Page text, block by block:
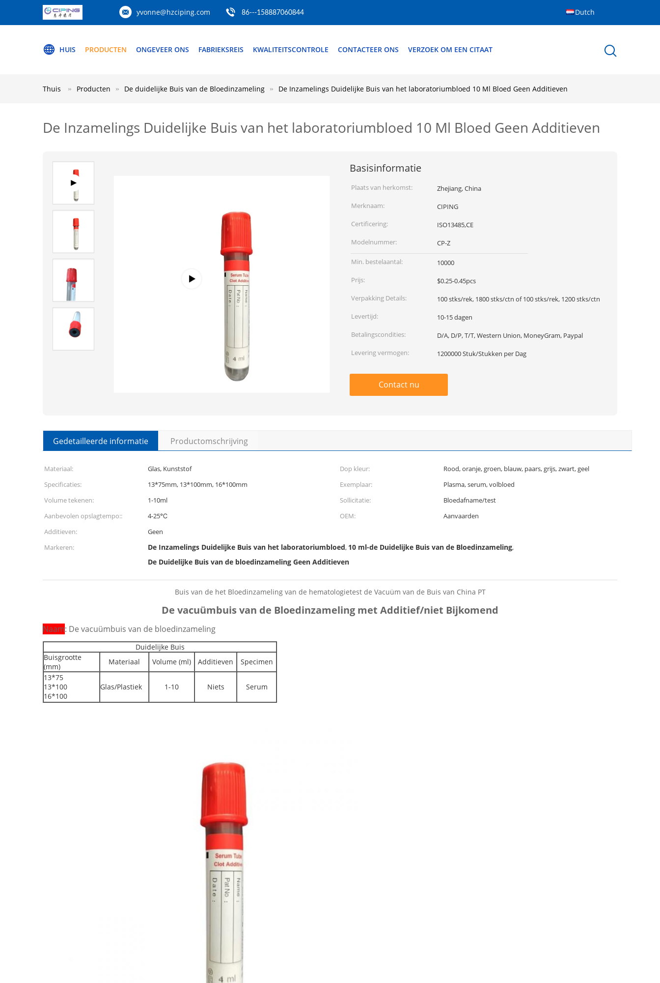
yvonne@hzciping.com 86---158887060844 Dutch
HUIS PRODUCTEN ONGEVEER ONS FABRIEKSREIS KWALITEITSCONTROLE CONTACTEER ONS VERZOEK OM EEN CITAAT
Thuis Producten De duidelijke Buis van de Bloedinzameling De Inzamelings Duidelijke Buis van het laboratoriumbloed 10 Ml Bloed Geen Additieven
De Inzamelings Duidelijke Buis van het laboratoriumbloed 10 Ml Bloed Geen Additieven
Basisinformatie
Plaats van herkomst:
Zhejiang, China
Merknaam:
CIPING
Certificering:
ISO13485,CE
Modelnummer:
CP-Z
Min. bestelaantal:
10000
Prijs:
$0.25-0.45pcs
Verpakking Details:
100 stks/rek, 1800 stks/ctn of 100 stks/rek, 1200 stks/ctn
Levertijd:
10-15 dagen
Betalingscondities:
D/A, D/P, T/T, Western Union, MoneyGram, Paypal
Levering vermogen:
1200000 Stuk/Stukken per Dag
Contact nu
Gedetailleerde informatie Productomschrijving
Materiaal: Glas, Kunststof Dop kleur:
Rood, oranje, groen, blauw, paars, grijs, zwart, geel
Specificaties:
13*75mm, 13*100mm, 16*100mm Exemplaar:
Plasma, serum, volbloed
Volume tekenen:
1-10ml Sollicitatie:
Bloedafname/test
Aanbevolen opslagtempo::
4-25℃ OEM:
Aanvaarden
Additieven:
Geen
Markeren:
De Inzamelings Duidelijke Buis van het laboratoriumbloed, 10 ml-de Duidelijke Buis van de Bloedinzameling,
De Duidelijke Buis van de bloedinzameling Geen Additieven
Buis van de het Bloedinzameling van de hematologietest de Vacuüm van de Buis van China PT
De vacuümbuis van de Bloedinzameling met Additief/niet Bijkomend
Naam: De vacuümbuis van de bloedinzameling
Duidelijke Buis
Buisgrootte
(mm)
Materiaal Volume (ml) Additieven
Specimen
13*75
13*100
16*100
Glas/Plastiek 1-10 Niets Serum